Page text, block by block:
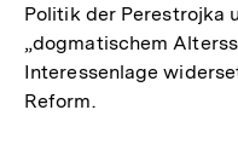
der
Fußnote
Politik der Perestrojka
„dogmatischem
Interessenlage
Reform.